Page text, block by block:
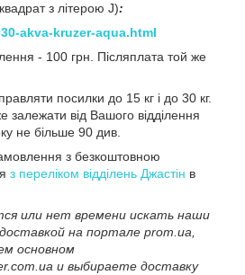
з літерою J):
akva-kruzer-aqua.html
- 100 грн. Післяплата той же
посилки до 15 кг і до 30 кг.
від Вашого відділення
не більше 90 див.
з безкоштовною
з переліком відділень Джастін в
или нет времени искать наши
на портале prom.ua,
основном
и выбираете доставку